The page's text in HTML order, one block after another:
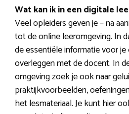
Wat kan ik in een digitale
Veel opleiders geven je – na
tot de online leeromgeving. In
de essentiële informatie voor
overleggen met de docent. In
omgeving zoek je ook naar
praktijkvoorbeelden,
het lesmateriaal. Je kunt hier